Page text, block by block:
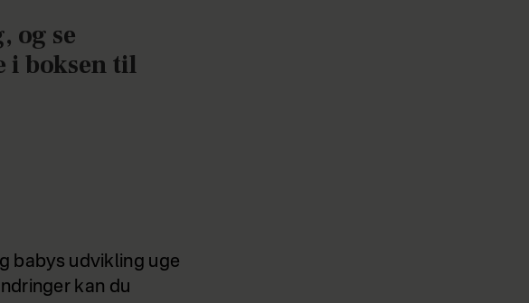
og se
i boksen til
babys udvikling uge
kan du